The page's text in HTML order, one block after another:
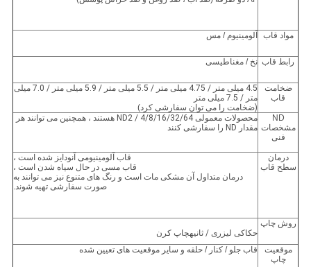
مواد قاب آلومینیوم / مس
رابط قاب نخ / مغناطیسی
ضخامت
قاب
4.5 میلی متر / 4.75 میلی متر / 5.5 میلی متر / 5.9 میلی متر / 7.0 میلی
متر / 7.5 میلی متر
(ضخامت را می توان سفارشی کرد)
ND
مشخصات
فنی
محصولات معمولی ND2 / 4/8/16/32/64 هستند ، همچنین می توانند هر
مقدار ND را سفارشی کنند
درمان
سطح قاب
قاب آلومینیومی آنودایز شده است ،
قاب مسی در حال سیاه شدن است ،
درمان متداول آن مشکی مات است و رنگ های متنوع نیز می توانند به
صورت سفارشی تهیه شوند.
روش چاپ
حکاکی لیزری / ثانیهچاپ کرن
موقعیت
چاپ
قاب جلو / کنار / حلقه و سایر موقعیت های تعیین شده